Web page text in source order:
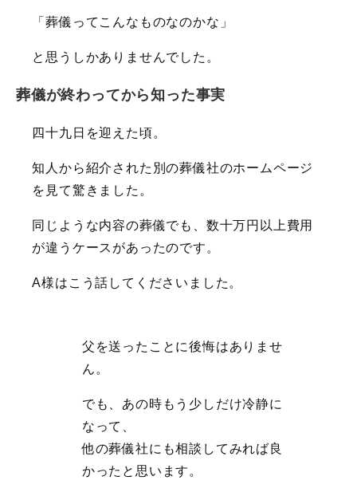
「葬儀ってこんなものなのかな」
と思うしかありませんでした。
葬儀が終わってから知った事実
四十九日を迎えた頃。
知人から紹介された別の葬儀社のホームページ
を見て驚きました。
同じような内容の葬儀でも、数十万円以上費用
が違うケースがあったのです。
A様はこう話してくださいました。
父を送ったことに後悔はありませ
ん。
でも、あの時もう少しだけ冷静に
なって、
他の葬儀社にも相談してみれば良
かったと思います。